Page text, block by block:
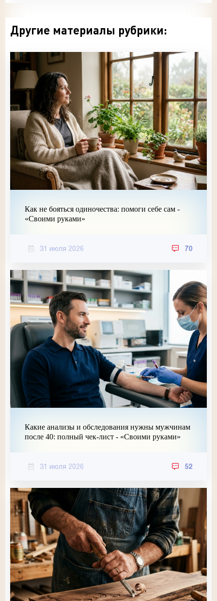
Другие материалы рубрики:
Как не бояться одиночества: помоги себе сам -
«Своими руками»
31 июля 2026 70
Какие анализы и обследования нужны мужчинам
после 40: полный чек-лист - «Своими руками»
31 июля 2026 52